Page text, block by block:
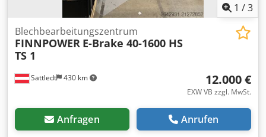
1 /3
Sattledt 430 km
Blechbearbeitungszentrum
FINNPOWER E-Brake 40-1600 HS
TS 1
12.000 €
EXW VB zzgl. MwSt.
Anfragen Anrufen